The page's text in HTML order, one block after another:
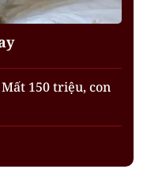
150 triệu, con